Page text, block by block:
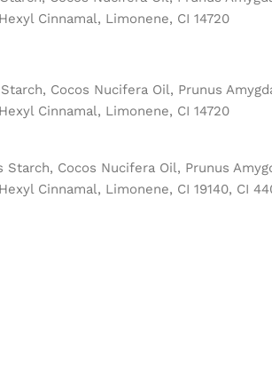
Cinnamal, Limonene, CI 14720
Cocos Nucifera Oil, Prunus
Cinnamal, Limonene, CI 14720
Cocos Nucifera Oil, Prunus
Cinnamal, Limonene, CI 19140, CI